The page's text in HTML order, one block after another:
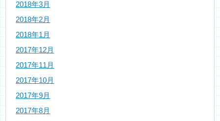
2018年3月
2018年2月
2018年1月
2017年12月
2017年11月
2017年10月
2017年9月
2017年8月